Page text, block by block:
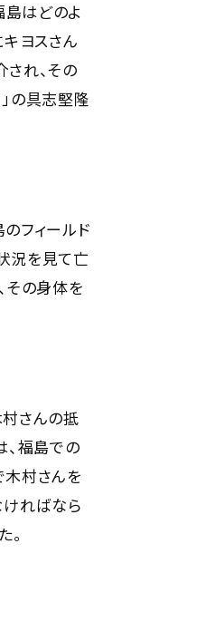
島はどのよ
ヨスさん
れ、その
の具志堅隆
フィールド
況を見て亡
その身体を
さんの抵
、福島での
木村さんを
ければなら
。